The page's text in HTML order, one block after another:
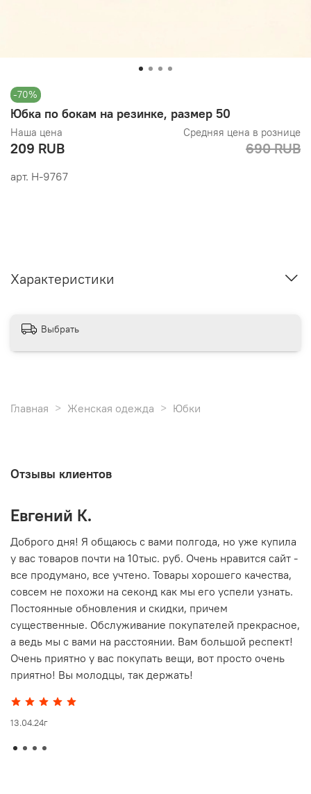
-70%
арт. Н-9767
Юбка по бокам на резинке, размер 50
Наша цена
209 RUB
Средняя цена в рознице
690 RUB
Характеристики
Выбрать
Главная Женская одежда Юбки
Отзывы клиентов
Евгений К.
Доброго дня! Я общаюсь с вами полгода, но уже купила
у вас товаров почти на 10тыс. руб. Очень нравится сайт -
все продумано, все учтено. Товары хорошего качества,
совсем не похожи на секонд как мы его успели узнать.
Постоянные обновления и скидки, причем
существенные. Обслуживание покупателей прекрасное,
а ведь мы с вами на расстоянии. Вам большой респект!
Очень приятно у вас покупать вещи, вот просто очень
приятно! Вы молодцы, так держать!
13.04.24г